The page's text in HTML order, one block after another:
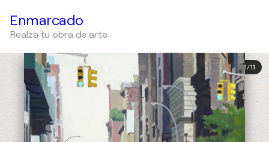
Enmarcado
Realza tu obra de arte
1/11